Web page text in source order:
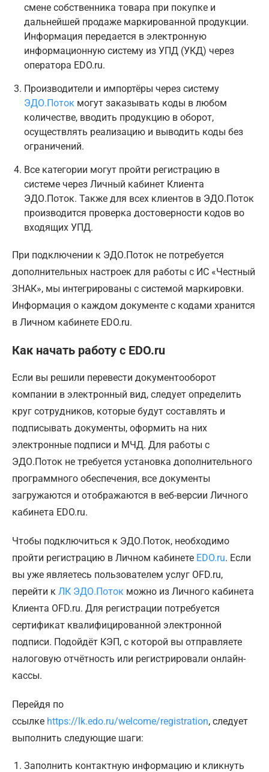
смене собственника товара при покупке и
дальнейшей продаже маркированной продукции.
Информация передается в электронную
информационную систему из УПД (УКД) через
оператора EDO.ru.
Производители и импортёры через систему
ЭДО.Поток могут заказывать коды в любом
количестве, вводить продукцию в оборот,
осуществлять реализацию и выводить коды без
ограничений.
Все категории могут пройти регистрацию в
системе через Личный кабинет Клиента
ЭДО.Поток. Также для всех клиентов в ЭДО.Поток
производится проверка достоверности кодов во
входящих УПД.
При подключении к ЭДО.Поток не потребуется
дополнительных настроек для работы с ИС «Честный
ЗНАК», мы интегрированы с системой маркировки.
Информация о каждом документе с кодами хранится
в Личном кабинете EDO.ru.
Как начать работу с EDO.ru
Если вы решили перевести документооборот
компании в электронный вид, следует определить
круг сотрудников, которые будут составлять и
подписывать документы, оформить на них
электронные подписи и МЧД. Для работы с
ЭДО.Поток не требуется установка дополнительного
программного обеспечения, все документы
загружаются и отображаются в веб-версии Личного
кабинета EDO.ru.
Чтобы подключиться к ЭДО.Поток, необходимо
пройти регистрацию в Личном кабинете EDO.ru. Если
вы уже являетесь пользователем услуг OFD.ru,
перейти к ЛК ЭДО.Поток можно из Личного кабинета
Клиента OFD.ru. Для регистрации потребуется
сертификат квалифицированной электронной
подписи. Подойдёт КЭП, с которой вы отправляете
налоговую отчётность или регистрировали онлайн-
кассы.
Перейдя по
ссылке https://lk.edo.ru/welcome/registration, следует
выполнить следующие шаги:
Заполнить контактную информацию и кликнуть